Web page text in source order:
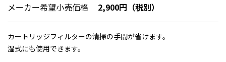
メーカー希望小売価格 2,900円（税別）
カートリッジフィルターの清掃の手間が省けます。
湿式にも使用できます。